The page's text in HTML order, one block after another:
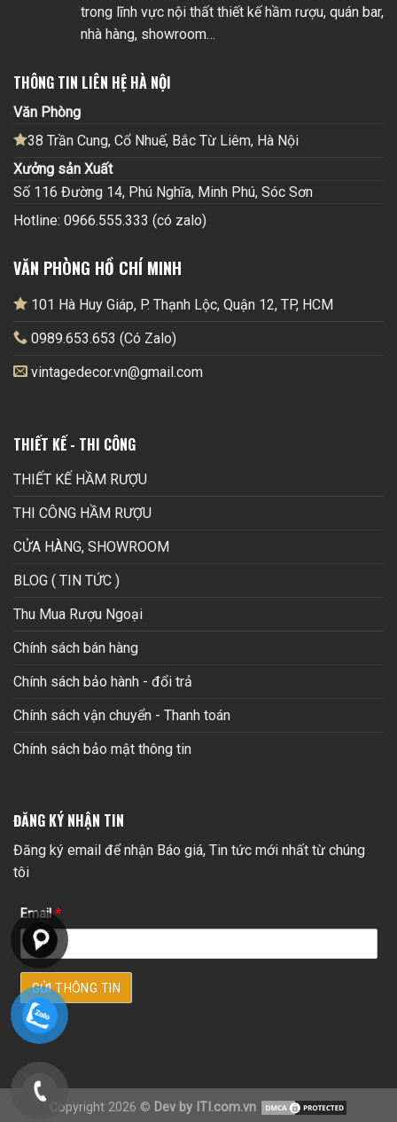
trong lĩnh vực nội thất thiết kế hầm rượu, quán bar,
nhà hàng, showroom…
THÔNG TIN LIÊN HỆ HÀ NỘI
Văn Phòng
38 Trần Cung, Cổ Nhuế, Bắc Từ Liêm, Hà Nội
Xưởng sản Xuất
Số 116 Đường 14, Phú Nghĩa, Minh Phú, Sóc Sơn
Hotline: 0966.555.333 (có zalo)
VĂN PHÒNG HỒ CHÍ MINH
101 Hà Huy Giáp, P. Thạnh Lộc, Quận 12, TP, HCM
0989.653.653 (Có Zalo)
vintagedecor.vn@gmail.com
THIẾT KẾ - THI CÔNG
THIẾT KẾ HẦM RƯỢU
THI CÔNG HẦM RƯỢU
CỬA HÀNG, SHOWROOM
BLOG ( TIN TỨC )
Thu Mua Rượu Ngoại
Chính sách bán hàng
Chính sách bảo hành - đổi trả
Chính sách vận chuyển - Thanh toán
Chính sách bảo mật thông tin
ĐĂNG KÝ NHẬN TIN
Đăng ký email để nhận Báo giá, Tin tức mới nhất từ chúng
tôi
Email*
Copyright 2026 © Dev by ITI.com.vn